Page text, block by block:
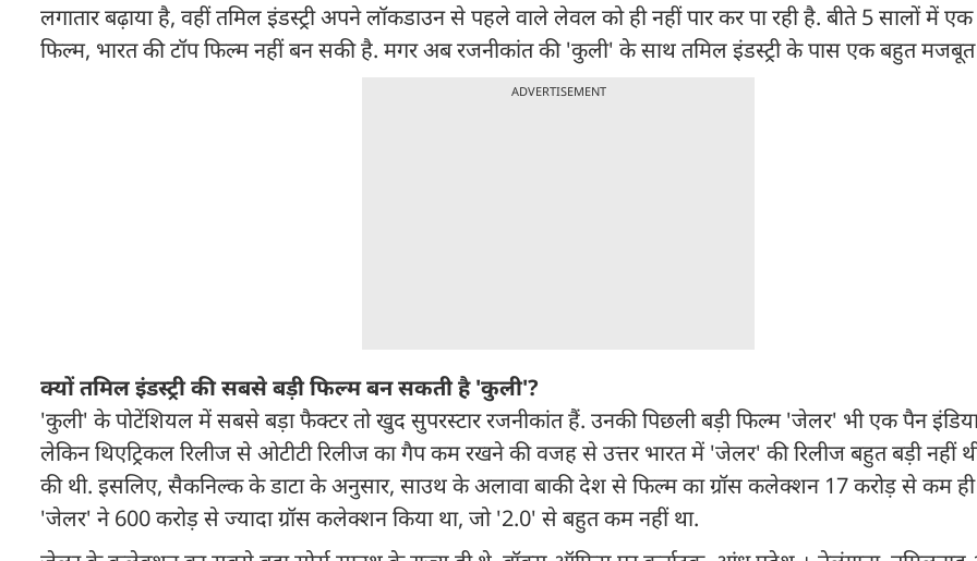
लगातार बढ़ाया है, वहीं तमिल इंडस्ट्री अपने लॉकडाउन से पहले वाले लेवल को ही नहीं पार कर पा रही है. बीते 5 सालों में
फिल्म, भारत की टॉप फिल्म नहीं बन सकी है. मगर अब रजनीकांत की 'कुली' के साथ तमिल इंडस्ट्री के पास एक बहुत मजबूत
ADVERTISEMENT
क्यों तमिल इंडस्ट्री की सबसे बड़ी फिल्म बन सकती है 'कुली'?
'कुली' के पोटेंशियल में सबसे बड़ा फैक्टर तो खुद सुपरस्टार रजनीकांत हैं. उनकी पिछली बड़ी फिल्म 'जेलर' भी एक पैन
लेकिन थिएट्रिकल रिलीज से ओटीटी रिलीज का गैप कम रखने की वजह से उत्तर भारत में 'जेलर' की रिलीज बहुत बड़ी नहीं
की थी. इसलिए, सैकनिल्क के डाटा के अनुसार, साउथ के अलावा बाकी देश से फिल्म का ग्रॉस कलेक्शन 17 करोड़ से कम ही
'जेलर' ने 600 करोड़ से ज्यादा ग्रॉस कलेक्शन किया था, जो '2.0' से बहुत कम नहीं था.